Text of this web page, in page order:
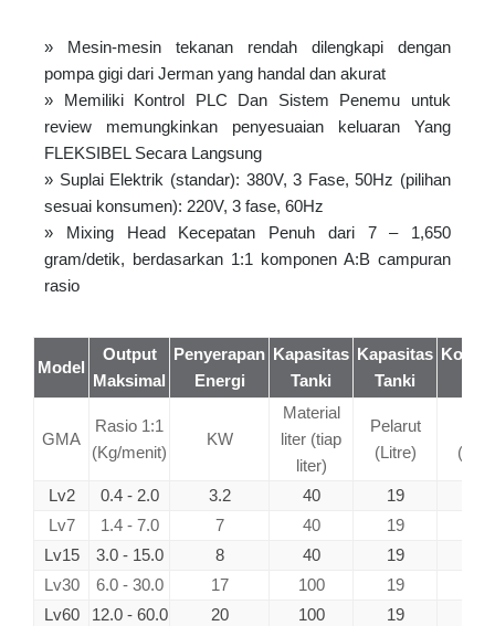
» Mesin-mesin tekanan rendah dilengkapi dengan
pompa gigi dari Jerman yang handal dan akurat
» Memiliki Kontrol PLC Dan Sistem Penemu untuk
review memungkinkan penyesuaian keluaran Yang
FLEKSIBEL Secara Langsung
» Suplai Elektrik (standar): 380V, 3 Fase, 50Hz (pilihan
sesuai konsumen): 220V, 3 fase, 60Hz
» Mixing Head Kecepatan Penuh dari 7 – 1,650
gram/detik, berdasarkan 1:1 komponen A:B campuran
rasio
Model
Output
Maksimal
Penyerapan
Energi
Kapasitas
Tanki
Kapasitas
Tanki
GMA
Rasio 1:1
(Kg/menit)
KW
Material
liter (tiap
liter)
Pelarut
(Litre)
(nl/
Lv2 0.4 - 2.0 3.2 40 19
Lv7
1.4 - 7.0 7 40 19
Lv15
3.0 - 15.0 8 40 19
Lv30
6.0 - 30.0 17 100 19
Lv60
12.0 - 60.0 20 100 19